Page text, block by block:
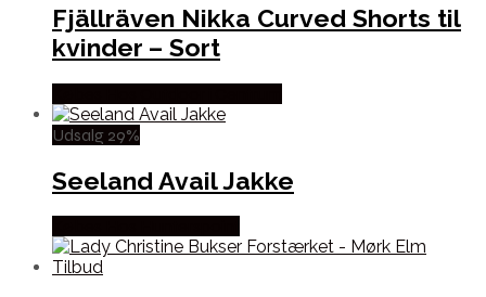
Fjällräven Nikka Curved Shorts til
kvinder – Sort
Udsalg 29%
Seeland Avail Jakke